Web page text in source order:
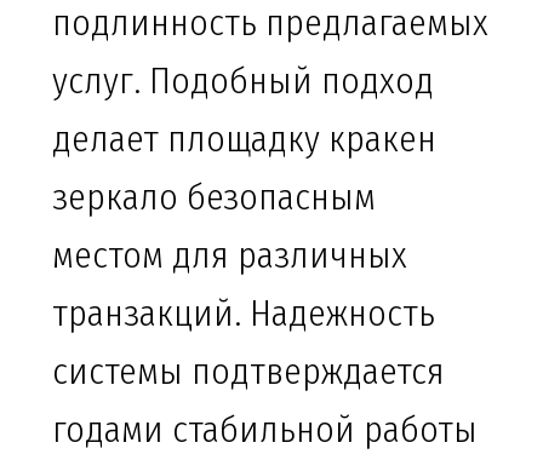
подлинность предлагаемых
услуг. Подобный подход
делает площадку кракен
зеркало безопасным
местом для различных
транзакций. Надежность
системы подтверждается
годами стабильной работы